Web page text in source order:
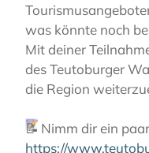
was könnte noch
Mit deiner
des Teutoburger
die Region
📝 Nimm dir ein
https://